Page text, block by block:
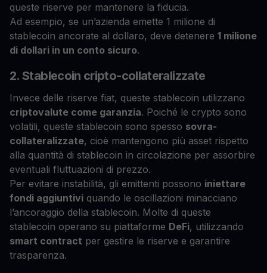
queste riserve per mantenere la fiducia.
Ad esempio, se un’azienda emette 1 milione di
stablecoin ancorate al dollaro, deve detenere 1 milione
di dollari in un conto sicuro.
2. Stablecoin cripto-collateralizzate
Invece delle riserve fiat, queste stablecoin utilizzano
criptovalute come garanzia. Poiché le crypto sono
volatili, queste stablecoin sono spesso sovra-
collateralizzate, cioè mantengono più asset rispetto
alla quantità di stablecoin in circolazione per assorbire
eventuali fluttuazioni di prezzo.
Per evitare instabilità, gli emittenti possono iniettare
fondi aggiuntivi quando le oscillazioni minacciano
l’ancoraggio della stablecoin. Molte di queste
stablecoin operano su piattaforme DeFi, utilizzando
smart contract per gestire le riserve e garantire
trasparenza.